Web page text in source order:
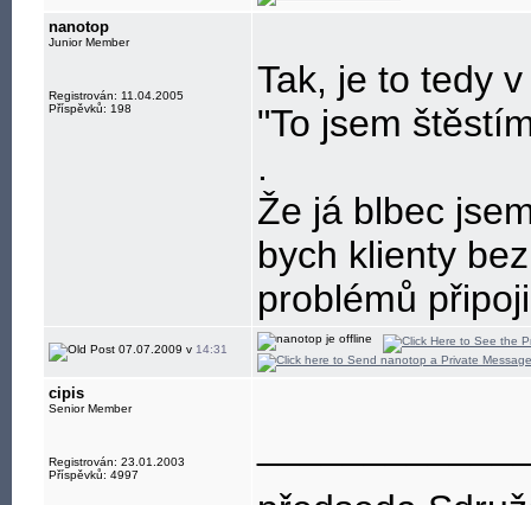
nanotop
Junior Member
Registrován: 11.04.2005
Příspěvků: 198
Tak, je to tedy
"To jsem
.
Že já blbec
bych klienty bez
problémů
07.07.2009 v 14:31
cipis
Senior Member
Registrován: 23.01.2003
Příspěvků: 4997